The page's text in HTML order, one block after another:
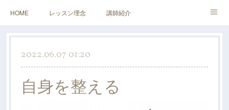
HOME レッスン理念 講師紹介
レッスンについて アクセス&お問い合わせ
2022.06.07 01:20
自身を整える